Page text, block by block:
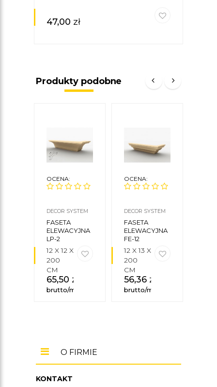
47,00 zł
Produkty podobne
OCENA:
DECOR SYSTEM
FASETA
ELEWACYJNA
LP-2
12 X 12 X
200
CM
65,50 zł
brutto/mb
OCENA:
DECOR SYSTEM
FASETA
ELEWACYJNA
FE-12
12 X 13 X
200
CM
56,36 zł
brutto/mb
KONTAKT
O FIRMIE